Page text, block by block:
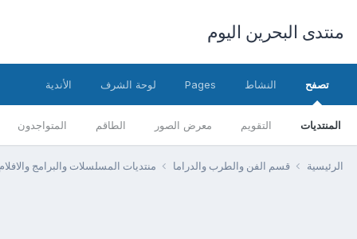
منتدى البحرين اليوم
تصفح
المنتديات التقويم معرض الصور الطاقم المتواجدون
النشاط Pages لوحة الشرف الأندية
الرئيسية قسم الفن والطرب والدراما منتديات المسلسلات والبرامج